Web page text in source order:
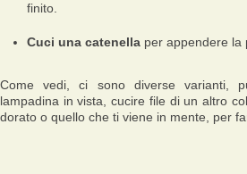
finito.
Cuci una catenella per appendere la
Come vedi, ci sono diverse varianti,
lampadina in vista, cucire file di un altro
dorato o quello che ti viene in mente, per